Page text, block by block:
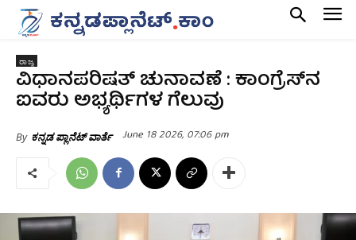
ರಾಜ್ಯ
ವಿಧಾನಪರಿಷತ್‌ ಚುನಾವಣೆ : ಕಾಂಗ್ರೆಸ್‌ನ
ಐವರು ಅಭ್ಯರ್ಥಿಗಳ ಗೆಲುವು
By ಕನ್ನಡ ಪ್ಲಾನೆಟ್ ವಾರ್ತೆ June 18 2026, 07:06 pm